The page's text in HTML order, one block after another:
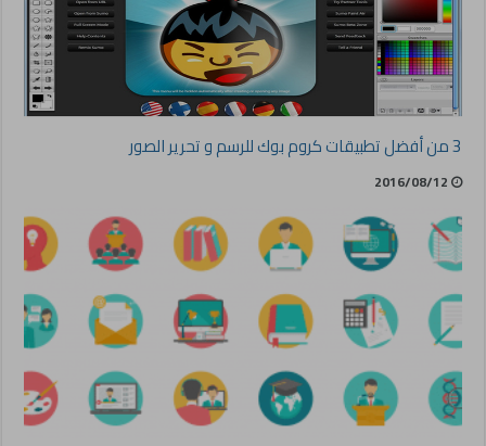
3 من أفضل تطبيقات كروم بوك للرسم و تحرير الصور
2016/08/12